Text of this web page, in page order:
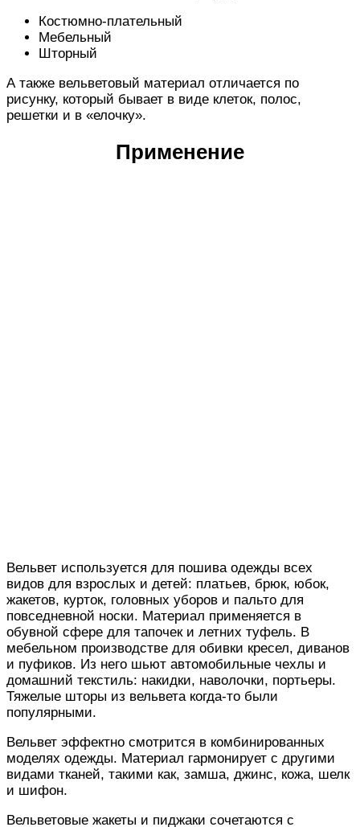
Костюмно-плательный
Мебельный
Шторный
А также вельветовый материал отличается по
рисунку, который бывает в виде клеток, полос,
решетки и в «елочку».
Применение
Вельвет используется для пошива одежды всех
видов для взрослых и детей: платьев, брюк, юбок,
жакетов, курток, головных уборов и пальто для
повседневной носки. Материал применяется в
обувной сфере для тапочек и летних туфель. В
мебельном производстве для обивки кресел, диванов
и пуфиков. Из него шьют автомобильные чехлы и
домашний текстиль: накидки, наволочки, портьеры.
Тяжелые шторы из вельвета когда-то были
популярными.
Вельвет эффектно смотрится в комбинированных
моделях одежды. Материал гармонирует с другими
видами тканей, такими как, замша, джинс, кожа, шелк
и шифон.
Вельветовые жакеты и пиджаки сочетаются с